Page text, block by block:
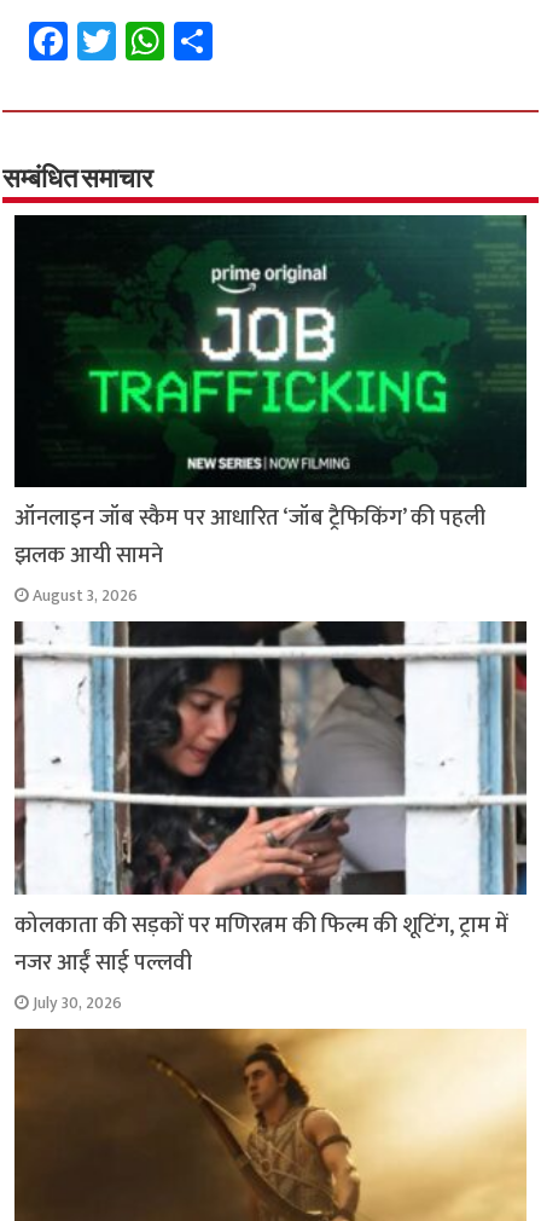
Fa
ce
b
o
o
k
T
wi
tt
er
W
h
at
p
p
ar
सम्बंधित समाचार
ऑनलाइन जॉब स्कैम पर आधारित ‘जॉब ट्रैफिकिंग’ की पहली
झलक आयी सामने
August 3, 2026
कोलकाता की सड़कों पर मणिरत्नम की फिल्म की शूटिंग, ट्राम में
नजर आईं साई पल्लवी
July 30, 2026